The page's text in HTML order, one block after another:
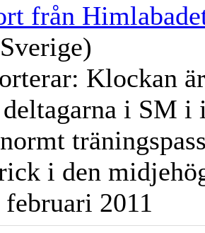
från
Klockan
i SM i
i den
2011